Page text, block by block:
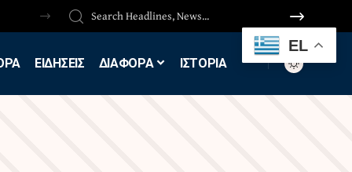
ΕΙΔΗΣΕΙΣ ΔΙΑΦΟΡΑ ΙΣΤΟΡΙΑ
EL